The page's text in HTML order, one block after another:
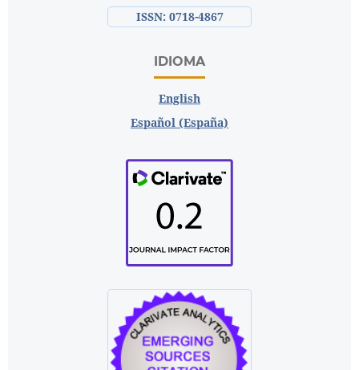
ISSN: 0718-4867
IDIOMA
English
Español (España)